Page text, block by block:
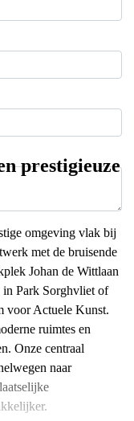
prestigieuze
omgeving vlak bij
met de bruisende
Johan de Wittlaan
in Park Sorghvliet of
voor Actuele Kunst.
ruimtes en
Onze centraal
naar